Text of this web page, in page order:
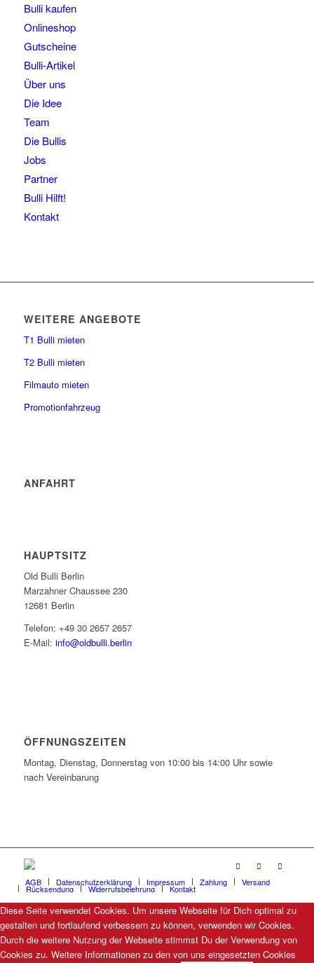
Bulli kaufen
Onlineshop
Gutscheine
Bulli-Artikel
Über uns
Die Idee
Team
Die Bullis
Jobs
Partner
Bulli Hilft!
Kontakt
WEITERE ANGEBOTE
T1 Bulli mieten
T2 Bulli mieten
Filmauto mieten
Promotionfahrzeug
ANFAHRT
HAUPTSITZ
Old Bulli Berlin
Marzahner Chaussee 230
12681 Berlin
Telefon: +49 30 2657 2657
E-Mail: info@oldbulli.berlin
ÖFFNUNGSZEITEN
Montag, Dienstag, Donnerstag von 10:00 bis 14:00 Uhr sowie
nach Vereinbarung
AGB Datenschutzerklärung Impressum Zahlung Versand
Rücksendung Widerrufsbelehrung Kontakt
Diese Seite verwendet Cookies. Um unsere Webseite für Dich optimal zu
gestalten und fortlaufend verbessern zu können, verwenden wir Cookies.
Durch die weitere Nutzung der Webseite stimmst Du der Verwendung von
Cookies zu. Weitere Informationen zu den von uns eingesetzten Cookies